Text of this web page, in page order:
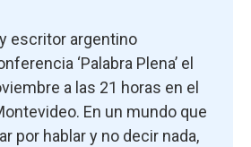
escritor argentino
‘Palabra Plena’ el
a las 21 horas en el
En un mundo que
por hablar y no decir nada,